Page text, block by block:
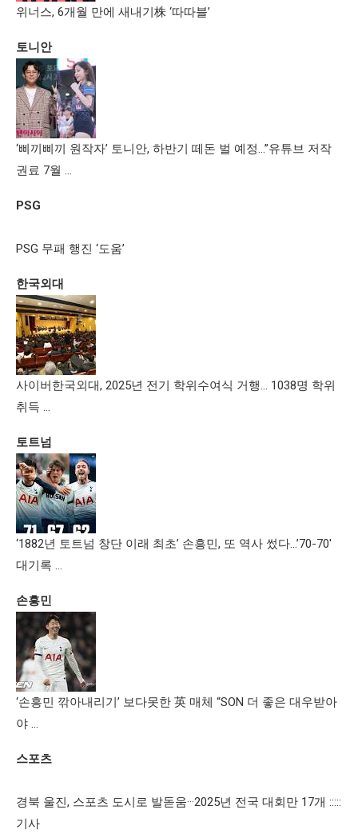
위너스, 6개월 만에 새내기株 ‘따따블’
토니안
‘삐끼삐끼 원작자’ 토니안, 하반기 떼돈 벌 예정…”유튜브 저작
권료 7월 …
PSG
PSG 무패 행진 ‘도움’
한국외대
사이버한국외대, 2025년 전기 학위수여식 거행… 1038명 학위
취득 …
토트넘
‘1882년 토트넘 창단 이래 최초’ 손흥민, 또 역사 썼다…’70-70′
대기록 …
손흥민
‘손흥민 깎아내리기’ 보다못한 英 매체 “SON 더 좋은 대우받아
야 …
스포츠
경북 울진, 스포츠 도시로 발돋움···2025년 전국 대회만 17개 :::::
기사